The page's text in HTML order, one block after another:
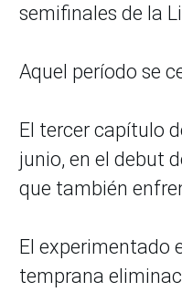
semifinales de la
Aquel período se
El tercer capítulo
junio, en el debut
que también
El experimentado
temprana